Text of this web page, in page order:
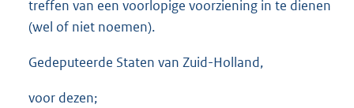
treffen van een voorlopige voorziening in te dienen
(wel of niet noemen).
Gedeputeerde Staten van Zuid-Holland,
voor dezen;